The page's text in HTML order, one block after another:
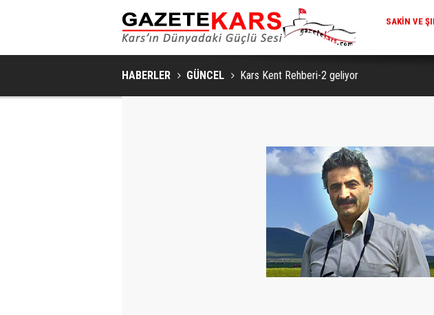
HABERLER GÜNCEL Kars Kent Rehberi-2 geliyor